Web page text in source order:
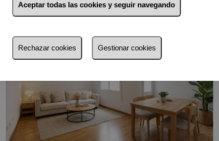
Aceptar todas las cookies y seguir navegando
Rechazar cookies Gestionar cookies